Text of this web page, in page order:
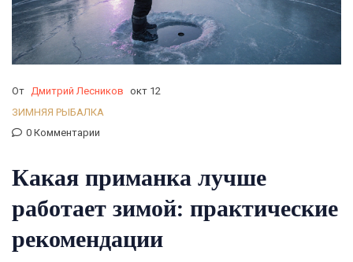
От Дмитрий Лесников окт 12
ЗИМНЯЯ РЫБАЛКА
0 Комментарии
Какая приманка лучше
работает зимой: практические
рекомендации